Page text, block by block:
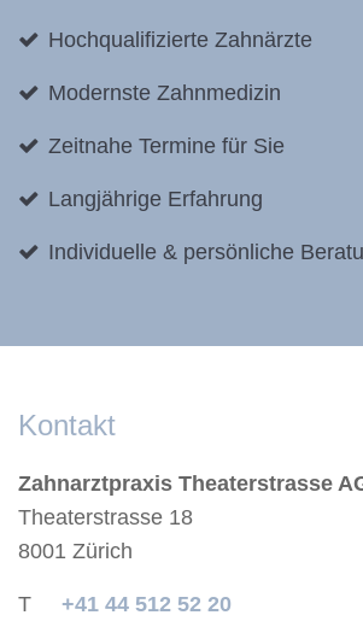
Hochqualifizierte Zahnärzte
Modernste Zahnmedizin
Zeitnahe Termine für Sie
Langjährige Erfahrung
Individuelle & persönliche
Kontakt
Zahnarztpraxis Theaterstrasse
Theaterstrasse 18
8001 Zürich
T +41 44 512 52 20